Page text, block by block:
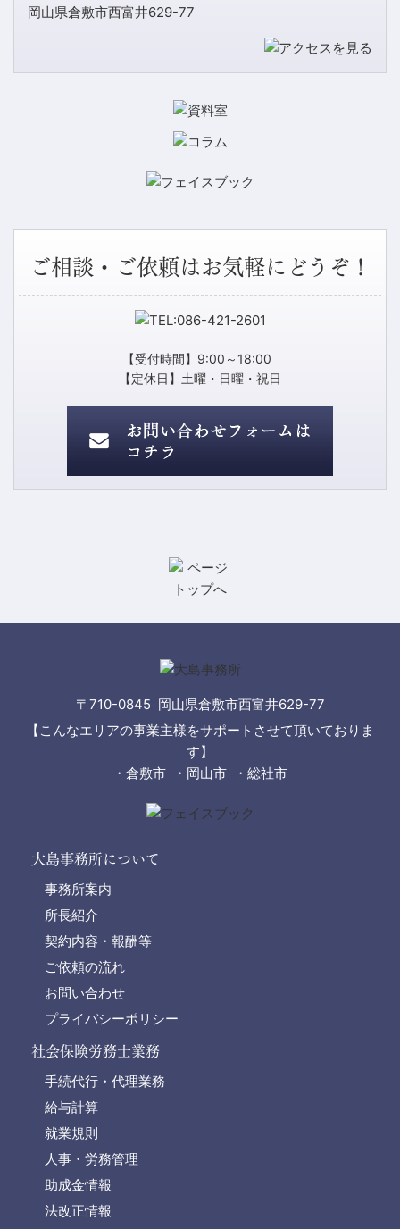
岡山県倉敷市西富井629-77
ご相談・ご依頼はお気軽にどうぞ！
【受付時間】9:00～18:00
【定休日】土曜・日曜・祝日
〒710-0845 岡山県倉敷市西富井629-77
【こんなエリアの事業主様をサポートさせて頂いておりま
す】
・倉敷市 ・岡山市 ・総社市
大島事務所について
事務所案内
所長紹介
契約内容・報酬等
ご依頼の流れ
お問い合わせ
プライバシーポリシー
社会保険労務士業務
手続代行・代理業務
給与計算
就業規則
人事・労務管理
助成金情報
法改正情報